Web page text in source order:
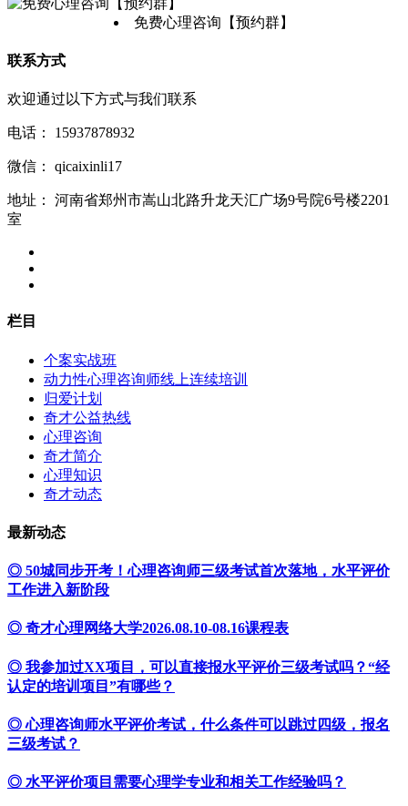
免费心理咨询【预约群】
联系方式
欢迎通过以下方式与我们联系
电话： 15937878932
微信： qicaixinli17
地址：
河南省郑州市嵩山北路升龙天汇广场9号院6号楼2201
室
栏目
个案实战班
动力性心理咨询师线上连续培训
归爱计划
奇才公益热线
心理咨询
奇才简介
心理知识
奇才动态
最新动态
◎ 50城同步开考！心理咨询师三级考试首次落地，水平评价
工作进入新阶段
◎ 奇才心理网络大学2026.08.10-08.16课程表
◎ 我参加过XX项目，可以直接报水平评价三级考试吗？“经
认定的培训项目”有哪些？
◎ 心理咨询师水平评价考试，什么条件可以跳过四级，报名
三级考试？
◎ 水平评价项目需要心理学专业和相关工作经验吗？